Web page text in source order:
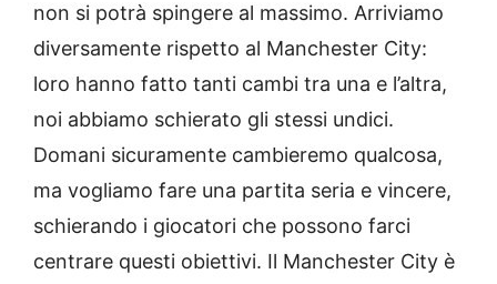
non si potrà spingere al massimo. Arriviamo
diversamente rispetto al Manchester City:
loro hanno fatto tanti cambi tra una e l’altra,
noi abbiamo schierato gli stessi undici.
Domani sicuramente cambieremo qualcosa,
ma vogliamo fare una partita seria e vincere,
schierando i giocatori che possono farci
centrare questi obiettivi. Il Manchester City è